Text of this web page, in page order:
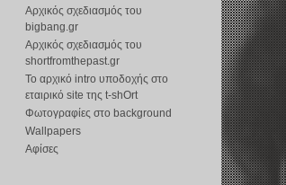
Αρχικός σχεδιασμός του
bigbang.gr
Αρχικός σχεδιασμός του
shortfromthepast.gr
Το αρχικό intro υποδοχής στο
εταιρικό site της t-shOrt
Φωτογραφίες στο background
Wallpapers
Αφίσες